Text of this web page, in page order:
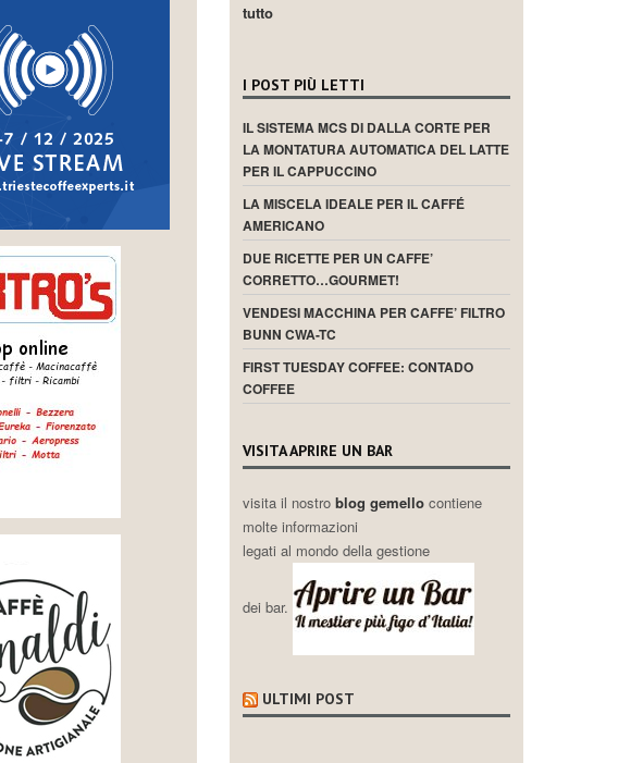
tutto
I POST PIÙ LETTI
IL SISTEMA MCS DI DALLA CORTE PER
LA MONTATURA AUTOMATICA DEL LATTE
PER IL CAPPUCCINO
LA MISCELA IDEALE PER IL CAFFÉ
AMERICANO
DUE RICETTE PER UN CAFFE’
CORRETTO…GOURMET!
VENDESI MACCHINA PER CAFFE’ FILTRO
BUNN CWA-TC
FIRST TUESDAY COFFEE: CONTADO
COFFEE
VISITA APRIRE UN BAR
visita il nostro blog gemello contiene
molte informazioni
legati al mondo della gestione
dei bar.
ULTIMI POST